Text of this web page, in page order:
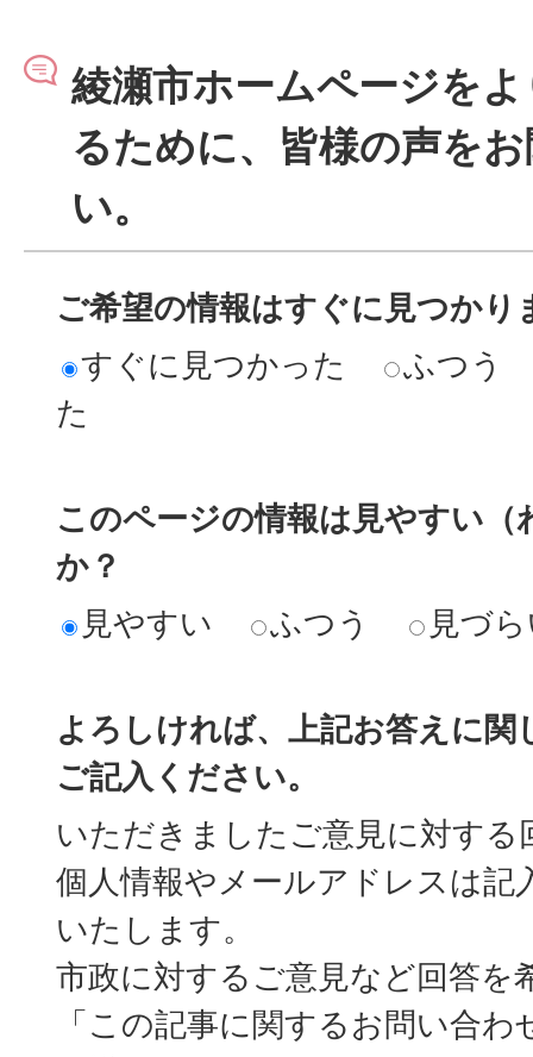
綾瀬市ホームページを
るために、皆様の声を
い。
ご希望の情報はすぐに見つかり
すぐに見つかった
ふつう
た
このページの情報は見やすい
か？
見やすい
ふつう 見づ
よろしければ、上記お答えに関
ご記入ください。
いただきましたご意見に対する
個人情報やメールアドレスは記
いたします。
市政に対するご意見など回答を
「この記事に関するお問い合